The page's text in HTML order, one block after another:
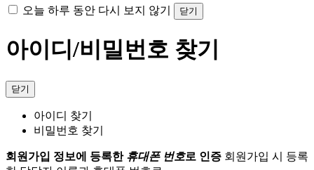
오늘 하루 동안 다시 보지 않기 닫기
아이디/비밀번호 찾기
닫기
아이디 찾기
비밀번호 찾기
회원가입 정보에 등록한 휴대폰 번호로 인증 회원가입 시 등록